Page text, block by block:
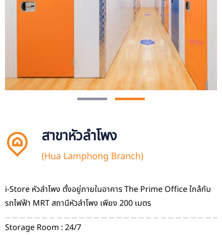
สาขาหัวลำโพง
(Hua Lamphong Branch)
i-Store หัวลำโพง ตั้งอยู่ภายในอาคาร The Prime Office ใกล้กับ
รถไฟฟ้า MRT สถานีหัวลำโพง เพียง 200 เมตร
Storage Room : 24/7